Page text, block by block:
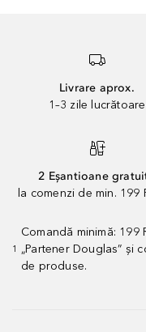
Livrare aprox.
1–3 zile lucrătoare
2 Eșantioane
la comenzi de min. 199
1
Comandă minimă:
„Partener Douglas” și
de produse.